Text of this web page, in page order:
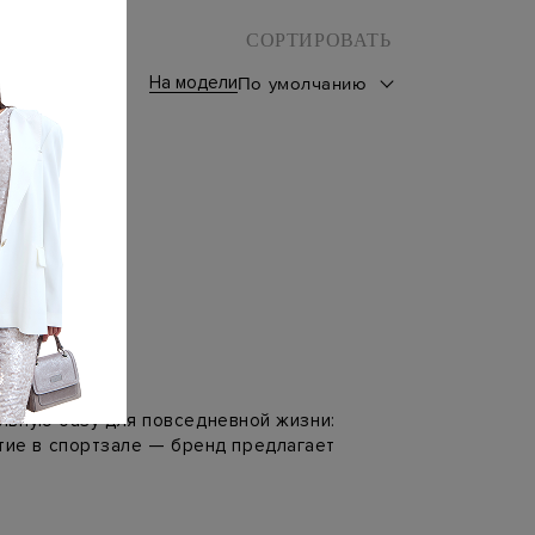
На модели
СОРТИРОВАТЬ
По умолчанию
базу для повседневной жизни:
в спортзале — бренд предлагает